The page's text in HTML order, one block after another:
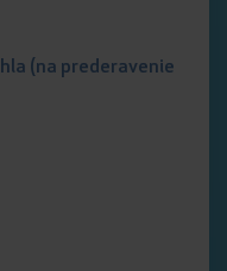
(na prederavenie